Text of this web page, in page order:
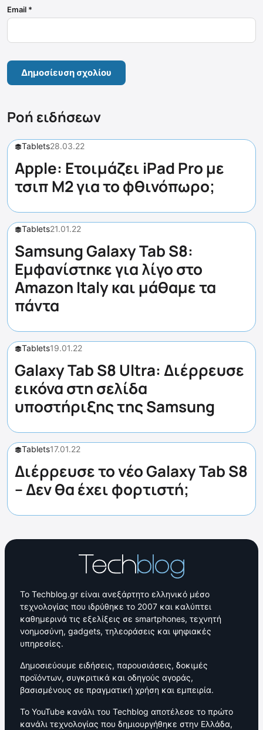
Email *
Ροή ειδήσεων
Tablets28.03.22
Apple: Ετοιμάζει iPad Pro με
τσιπ M2 για το φθινόπωρο;
Tablets21.01.22
Samsung Galaxy Tab S8:
Εμφανίστηκε για λίγο στο
Amazon Italy και μάθαμε τα
πάντα
Tablets19.01.22
Galaxy Tab S8 Ultra: Διέρρευσε
εικόνα στη σελίδα
υποστήριξης της Samsung
Tablets17.01.22
Διέρρευσε το νέο Galaxy Tab S8
– Δεν θα έχει φορτιστή;
Το Techblog.gr είναι ανεξάρτητο ελληνικό μέσο
τεχνολογίας που ιδρύθηκε το 2007 και καλύπτει
καθημερινά τις εξελίξεις σε smartphones, τεχνητή
νοημοσύνη, gadgets, τηλεοράσεις και ψηφιακές
υπηρεσίες.
Δημοσιεύουμε ειδήσεις, παρουσιάσεις, δοκιμές
προϊόντων, συγκριτικά και οδηγούς αγοράς,
βασισμένους σε πραγματική χρήση και εμπειρία.
Το YouTube κανάλι του Techblog αποτέλεσε το πρώτο
κανάλι τεχνολογίας που δημιουργήθηκε στην Ελλάδα,